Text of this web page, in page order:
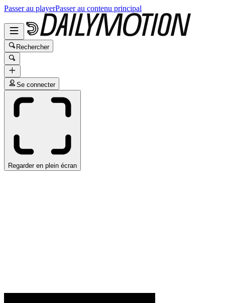
Passer au playerPasser au contenu principal
Rechercher
Se connecter
Regarder en plein écran